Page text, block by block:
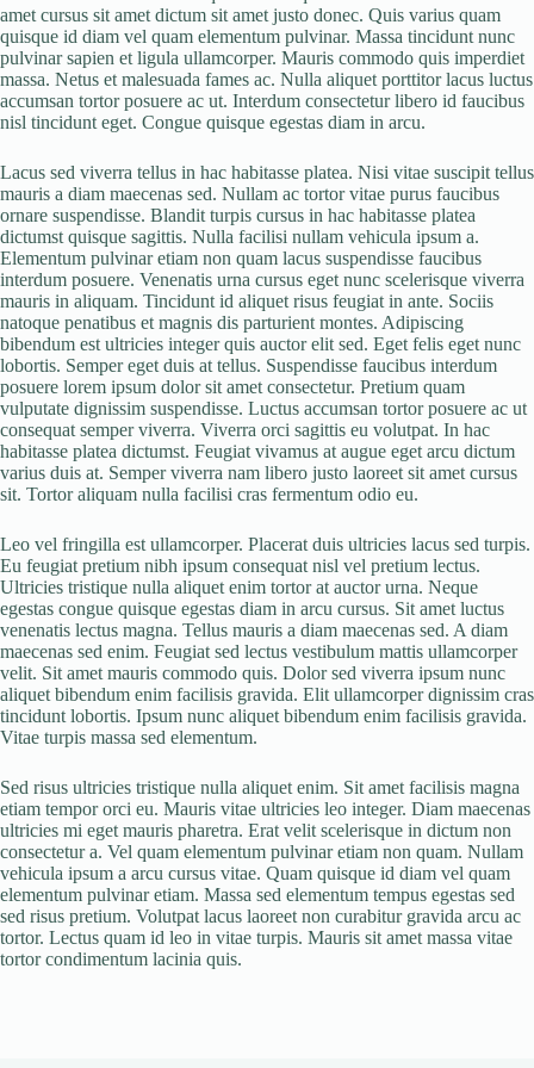
amet cursus sit amet dictum sit amet justo donec. Quis varius quam
quisque id diam vel quam elementum pulvinar. Massa tincidunt nunc
pulvinar sapien et ligula ullamcorper. Mauris commodo quis imperdiet
massa. Netus et malesuada fames ac. Nulla aliquet porttitor lacus luctus
accumsan tortor posuere ac ut. Interdum consectetur libero id faucibus
nisl tincidunt eget. Congue quisque egestas diam in arcu.
Lacus sed viverra tellus in hac habitasse platea. Nisi vitae suscipit tellus
mauris a diam maecenas sed. Nullam ac tortor vitae purus faucibus
ornare suspendisse. Blandit turpis cursus in hac habitasse platea
dictumst quisque sagittis. Nulla facilisi nullam vehicula ipsum a.
Elementum pulvinar etiam non quam lacus suspendisse faucibus
interdum posuere. Venenatis urna cursus eget nunc scelerisque viverra
mauris in aliquam. Tincidunt id aliquet risus feugiat in ante. Sociis
natoque penatibus et magnis dis parturient montes. Adipiscing
bibendum est ultricies integer quis auctor elit sed. Eget felis eget nunc
lobortis. Semper eget duis at tellus. Suspendisse faucibus interdum
posuere lorem ipsum dolor sit amet consectetur. Pretium quam
vulputate dignissim suspendisse. Luctus accumsan tortor posuere ac ut
consequat semper viverra. Viverra orci sagittis eu volutpat. In hac
habitasse platea dictumst. Feugiat vivamus at augue eget arcu dictum
varius duis at. Semper viverra nam libero justo laoreet sit amet cursus
sit. Tortor aliquam nulla facilisi cras fermentum odio eu.
Leo vel fringilla est ullamcorper. Placerat duis ultricies lacus sed turpis.
Eu feugiat pretium nibh ipsum consequat nisl vel pretium lectus.
Ultricies tristique nulla aliquet enim tortor at auctor urna. Neque
egestas congue quisque egestas diam in arcu cursus. Sit amet luctus
venenatis lectus magna. Tellus mauris a diam maecenas sed. A diam
maecenas sed enim. Feugiat sed lectus vestibulum mattis ullamcorper
velit. Sit amet mauris commodo quis. Dolor sed viverra ipsum nunc
aliquet bibendum enim facilisis gravida. Elit ullamcorper dignissim cras
tincidunt lobortis. Ipsum nunc aliquet bibendum enim facilisis gravida.
Vitae turpis massa sed elementum.
Sed risus ultricies tristique nulla aliquet enim. Sit amet facilisis magna
etiam tempor orci eu. Mauris vitae ultricies leo integer. Diam maecenas
ultricies mi eget mauris pharetra. Erat velit scelerisque in dictum non
consectetur a. Vel quam elementum pulvinar etiam non quam. Nullam
vehicula ipsum a arcu cursus vitae. Quam quisque id diam vel quam
elementum pulvinar etiam. Massa sed elementum tempus egestas sed
sed risus pretium. Volutpat lacus laoreet non curabitur gravida arcu ac
tortor. Lectus quam id leo in vitae turpis. Mauris sit amet massa vitae
tortor condimentum lacinia quis.